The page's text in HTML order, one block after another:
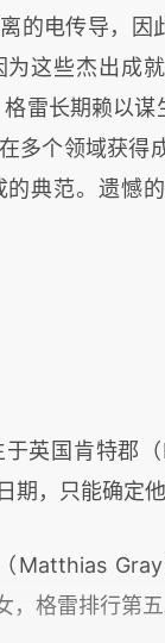
的电传导，
这些杰出成
雷长期赖以
多个领域获得
典范。遗憾
英国肯特郡
期，只能确定
Matthias
，格雷排行第五